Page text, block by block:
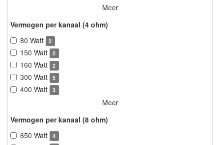
Meer
Vermogen per kanaal (4 ohm)
80 Watt
2
150 Watt 2
160 Watt 2
300 Watt 5
400 Watt 3
Meer
Vermogen per kanaal (8 ohm)
650 Watt
4